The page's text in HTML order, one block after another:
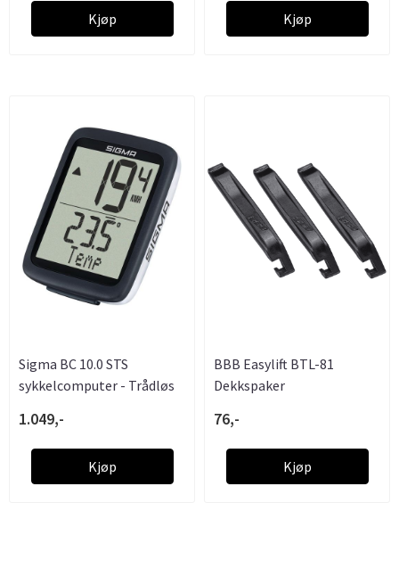
Kjøp Kjøp
Sigma BC 10.0 STS
sykkelcomputer - Trådløs
1.049,-
Kjøp
BBB Easylift BTL-81
Dekkspaker
76,-
Kjøp